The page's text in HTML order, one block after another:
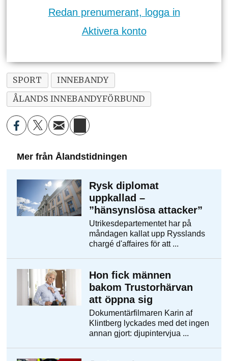
Redan prenumerant, logga in
Aktivera konto
SPORT
INNEBANDY
ÅLANDS INNEBANDYFÖRBUND